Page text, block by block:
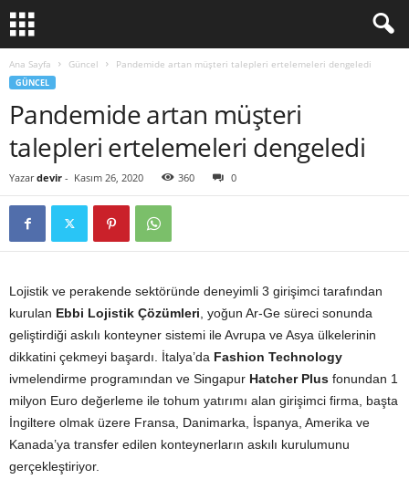
Ana Sayfa Güncel Pandemide artan müşteri talepleri ertelemeleri dengeledi
GÜNCEL
Pandemide artan müşteri
talepleri ertelemeleri dengeledi
Yazar devir - Kasım 26, 2020 360 0
Lojistik ve perakende sektöründe deneyimli 3 girişimci tarafından
kurulan Ebbi Lojistik Çözümleri , yoğun Ar-Ge süreci sonunda
geliştirdiği askılı konteyner sistemi ile Avrupa ve Asya ülkelerinin
dikkatini çekmeyi başardı. İtalya’da Fashion Technology
ivmelendirme programından ve Singapur Hatcher Plus fonundan 1
milyon Euro değerleme ile tohum yatırımı alan girişimci firma, başta
İngiltere olmak üzere Fransa, Danimarka, İspanya, Amerika ve
Kanada’ya transfer edilen konteynerların askılı kurulumunu
gerçekleştiriyor.